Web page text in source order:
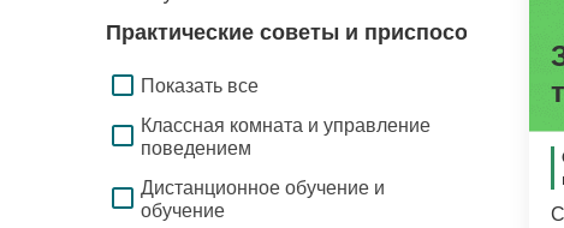
Практические советы и приспособления
Показать все
Классная комната и управление
поведением
Дистанционное обучение и
обучение